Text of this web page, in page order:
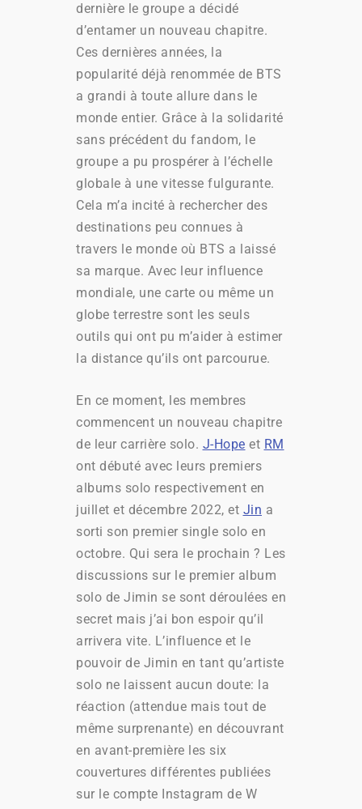
dernière le groupe a décidé
d’entamer un nouveau chapitre.
Ces dernières années, la
popularité déjà renommée de BTS
a grandi à toute allure dans le
monde entier. Grâce à la solidarité
sans précédent du fandom, le
groupe a pu prospérer à l’échelle
globale à une vitesse fulgurante.
Cela m’a incité à rechercher des
destinations peu connues à
travers le monde où BTS a laissé
sa marque. Avec leur influence
mondiale, une carte ou même un
globe terrestre sont les seuls
outils qui ont pu m’aider à estimer
la distance qu’ils ont parcourue.
En ce moment, les membres
commencent un nouveau chapitre
de leur carrière solo. J-Hope et RM
ont débuté avec leurs premiers
albums solo respectivement en
juillet et décembre 2022, et Jin a
sorti son premier single solo en
octobre. Qui sera le prochain ? Les
discussions sur le premier album
solo de Jimin se sont déroulées en
secret mais j’ai bon espoir qu’il
arrivera vite. L’influence et le
pouvoir de Jimin en tant qu’artiste
solo ne laissent aucun doute: la
réaction (attendue mais tout de
même surprenante) en découvrant
en avant-première les six
couvertures différentes publiées
sur le compte Instagram de W